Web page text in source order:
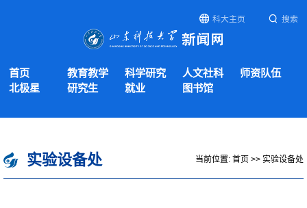
科大主页 搜索
首页 教育教学 科学研究 人文社科
师资队伍
北极星
研究生 就业 图书馆
实验设备处 当前位置: 首页 >> 实验设备处